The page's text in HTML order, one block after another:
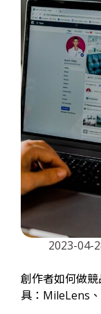
2023-04-
創作者如何做
具：MileLens